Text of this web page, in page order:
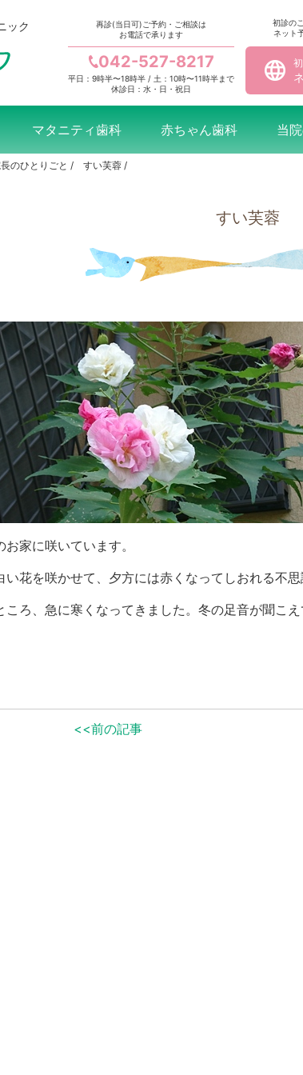
ック
再診(当日可)ご予約・ご相談は
お電話で承ります
042-527-8217
平日：9時半〜18時半 / 土：10時〜11時半まで
休診日：水・日・祝日
初診の
ネット
マタニティ歯科 赤ちゃん歯科 当
のひとりごと すい芙蓉
すい芙蓉
お家に咲いています。
い花を咲かせて、夕方には赤くなってしおれる不思
ころ、急に寒くなってきました。冬の足音が聞こえ
<<前の記事